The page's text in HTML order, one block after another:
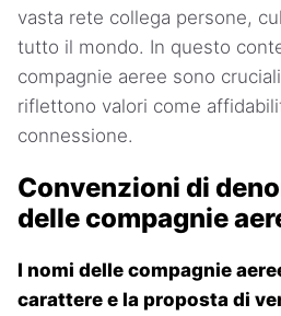
vasta rete collega persone,
tutto il mondo. In questo
compagnie aeree sono
riflettono valori come
connessione.
Convenzioni di
delle compagnie
I nomi delle compagnie
carattere e la proposta di